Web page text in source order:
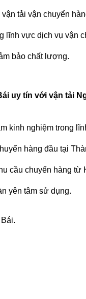
tải vận chuyển
lĩnh vực dịch vụ vận
bảo chất lượng.
uy tín với vận tải
kinh nghiệm trong
hàng đầu tại
cầu chuyển hàng từ
yên tâm sử dụng.